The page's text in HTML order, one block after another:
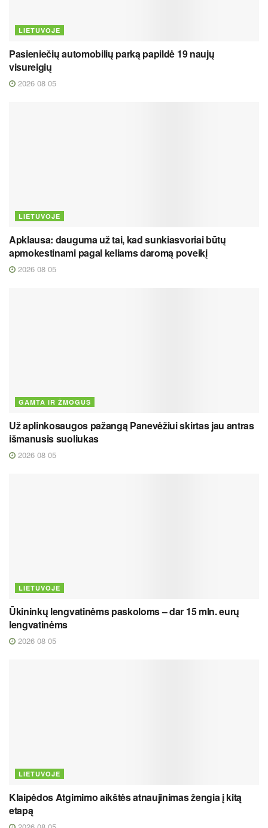
LIETUVOJE
Pasieniečių automobilių parką papildė 19 naujų
visureigių
2026 08 05
LIETUVOJE
Apklausa: dauguma už tai, kad sunkiasvoriai būtų
apmokestinami pagal keliams daromą poveikį
2026 08 05
GAMTA IR ŽMOGUS
Už aplinkosaugos pažangą Panevėžiui skirtas jau antras
išmanusis suoliukas
2026 08 05
LIETUVOJE
Ūkininkų lengvatinėms paskoloms – dar 15 mln. eurų
lengvatinėms
2026 08 05
LIETUVOJE
Klaipėdos Atgimimo aikštės atnaujinimas žengia į kitą
etapą